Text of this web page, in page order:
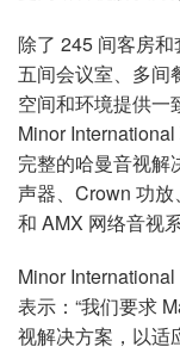
除了 245 间客房和
五间会议室、多间
空间和环境提供一
Minor
完整的哈曼音视解
声器、Crown 功
和 AMX 网络音视
Minor
表示：“我们要求
视解决方案，以适